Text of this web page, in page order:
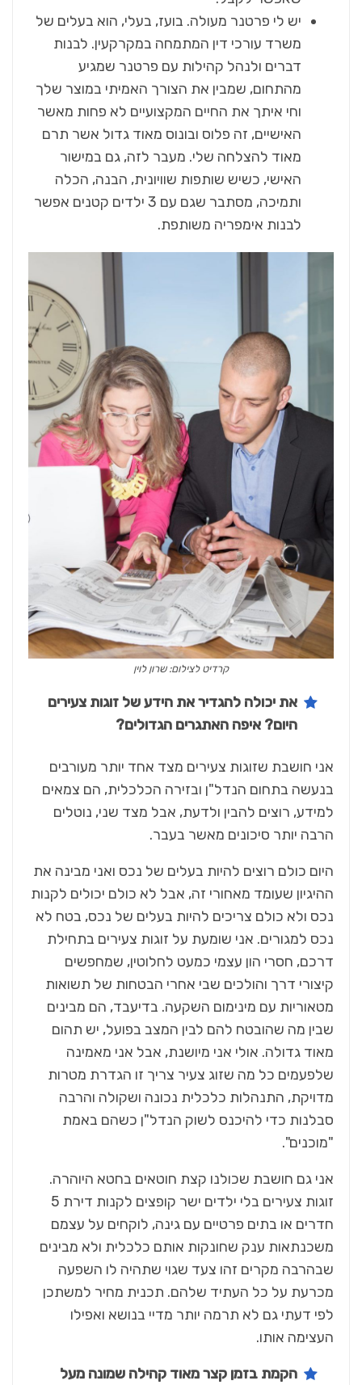
יש לי פרטנר מעולה. בועז, בעלי, הוא בעלים של
משרד עורכי דין המתמחה במקרקעין. לבנות
דברים ולנהל קהילות עם פרטנר שמגיע
מהתחום, שמבין את הצורך האמיתי במוצר שלך
וחי איתך את החיים המקצועיים לא פחות מאשר
האישיים, זה פלוס ובונוס מאוד גדול אשר תרם
מאוד להצלחה שלי. מעבר לזה, גם במישור
האישי, כשיש שותפות שוויונית, הבנה, הכלה
ותמיכה, מסתבר שגם עם 3 ילדים קטנים אפשר
לבנות אימפריה משותפת.
קרדיט לצילום: שרון לוין
את יכולה להגדיר את הידע של זוגות צעירים
היום? איפה האתגרים הגדולים?
אני חושבת שזוגות צעירים מצד אחד יותר מעורבים
בנעשה בתחום הנדל"ן ובזירה הכלכלית, הם צמאים
למידע, רוצים להבין ולדעת, אבל מצד שני, נוטלים
הרבה יותר סיכונים מאשר בעבר.
היום כולם רוצים להיות בעלים של נכס ואני מבינה את
ההיגיון שעומד מאחורי זה, אבל לא כולם יכולים לקנות
נכס ולא כולם צריכים להיות בעלים של נכס, בטח לא
נכס למגורים. אני שומעת על זוגות צעירים בתחילת
דרכם, חסרי הון עצמי כמעט לחלוטין, שמחפשים
קיצורי דרך והולכים שבי אחרי הבטחות של תשואות
מטאוריות עם מינימום השקעה. בדיעבד, הם מבינים
שבין מה שהובטח להם לבין המצב בפועל, יש תהום
מאוד גדולה. אולי אני מיושנת, אבל אני מאמינה
שלפעמים כל מה שזוג צעיר צריך זו הגדרת מטרות
מדויקת, התנהלות כלכלית נכונה ושקולה והרבה
סבלנות כדי להיכנס לשוק הנדל"ן כשהם באמת
"מוכנים".
אני גם חושבת שכולנו קצת חוטאים בחטא היוהרה.
זוגות צעירים בלי ילדים ישר קופצים לקנות דירת 5
חדרים או בתים פרטיים עם גינה, לוקחים על עצמם
משכנתאות ענק שחונקות אותם כלכלית ולא מבינים
שבהרבה מקרים זהו צעד שגוי שתהיה לו השפעה
מכרעת על כל העתיד שלהם. תכנית מחיר למשתכן
לפי דעתי גם לא תרמה יותר מדיי בנושא ואפילו
העצימה אותו.
הקמת בזמן קצר מאוד קהילה שמונה מעל